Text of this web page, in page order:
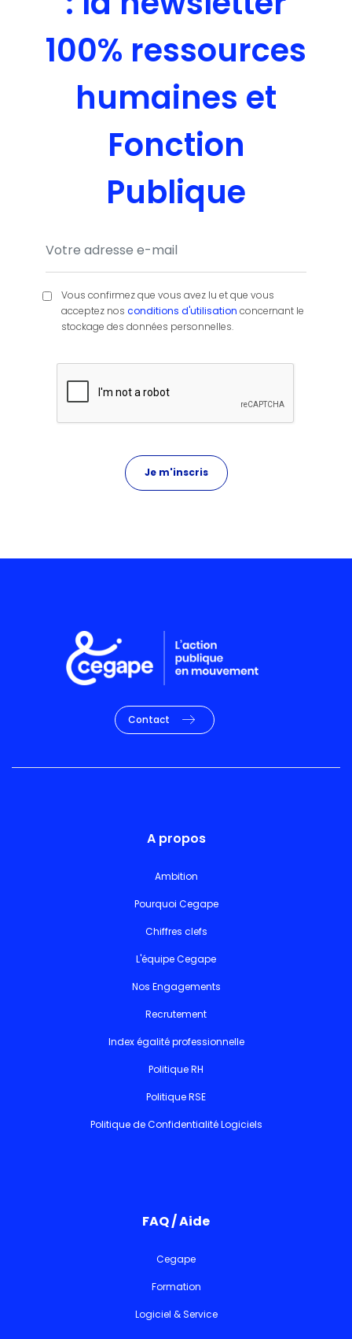
100% ressources
humaines et
Fonction
Publique
Vous confirmez que vous avez lu et que vous
acceptez nos conditions d'utilisation concernant le
stockage des données personnelles.
Contact
A propos
Ambition
Pourquoi Cegape
Chiffres clefs
L'équipe Cegape
Nos Engagements
Recrutement
Index égalité professionnelle
Politique RH
Politique RSE
Politique de Confidentialité Logiciels
FAQ / Aide
Cegape
Formation
Logiciel & Service